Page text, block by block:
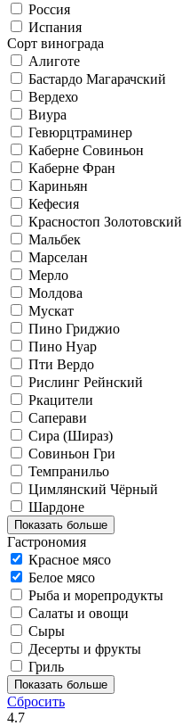
Россия
Испания
Сорт винограда
Алиготе
Бастардо Магарачский
Вердехо
Виура
Гевюрцтраминер
Каберне Совиньон
Каберне Фран
Кариньян
Кефесия
Красностоп Золотовский
Мальбек
Марселан
Мерло
Молдова
Мускат
Пино Гриджио
Пино Нуар
Пти Вердо
Рислинг Рейнский
Ркацители
Саперави
Сира (Шираз)
Совиньон Гри
Темпранильо
Цимлянский Чёрный
Шардоне
Показать больше
Гастрономия
Красное мясо
Белое мясо
Рыба и морепродукты
Салаты и овощи
Сыры
Десерты и фрукты
Гриль
Показать больше
Сбросить
4.7